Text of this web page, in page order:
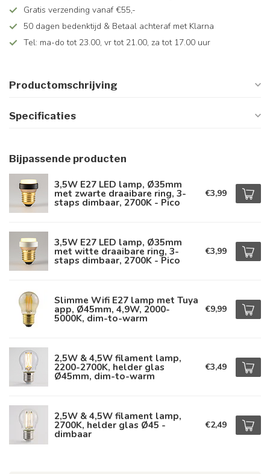
Gratis verzending vanaf €55,-
50 dagen bedenktijd & Betaal achteraf met Klarna
Tel: ma-do tot 23.00, vr tot 21.00, za tot 17.00 uur
Productomschrijving
Specificaties
Bijpassende producten
3,5W E27 LED lamp, Ø35mm
met zwarte draaibare ring, 3-
staps dimbaar, 2700K - Pico
€3,99
3,5W E27 LED lamp, Ø35mm
met witte draaibare ring, 3-
staps dimbaar, 2700K - Pico
€3,99
Slimme Wifi E27 lamp met Tuya
app, Ø45mm, 4,9W, 2000-
5000K, dim-to-warm
€9,99
2,5W & 4,5W filament lamp,
2200-2700K, helder glas
Ø45mm, dim-to-warm
€3,49
2,5W & 4,5W filament lamp,
2700K, helder glas Ø45 -
dimbaar
€2,49